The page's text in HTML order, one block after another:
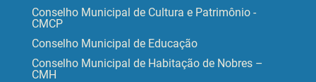
Conselho Municipal de Cultura e Patrimônio -
CMCP
Conselho Municipal de Educação
Conselho Municipal de Habitação de Nobres –
CMH